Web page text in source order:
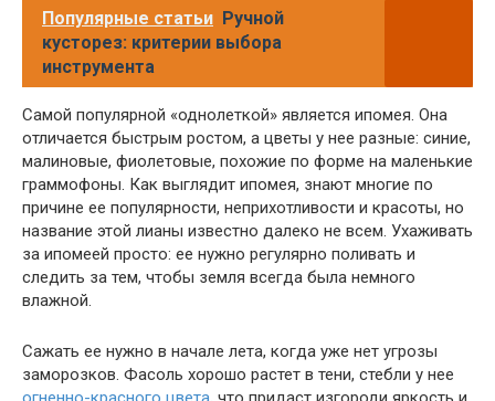
Популярные статьи Ручной
кусторез: критерии выбора
инструмента
Самой популярной «однолеткой» является ипомея. Она
отличается быстрым ростом, а цветы у нее разные: синие,
малиновые, фиолетовые, похожие по форме на маленькие
граммофоны. Как выглядит ипомея, знают многие по
причине ее популярности, неприхотливости и красоты, но
название этой лианы известно далеко не всем. Ухаживать
за ипомеей просто: ее нужно регулярно поливать и
следить за тем, чтобы земля всегда была немного
влажной.
Сажать ее нужно в начале лета, когда уже нет угрозы
заморозков. Фасоль хорошо растет в тени, стебли у нее